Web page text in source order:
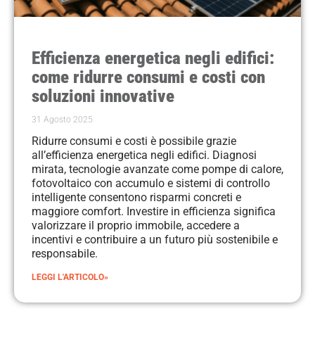
Efficienza energetica negli edifici:
come ridurre consumi e costi con
soluzioni innovative
31 Agosto 2025
Ridurre consumi e costi è possibile grazie
all’efficienza energetica negli edifici. Diagnosi
mirata, tecnologie avanzate come pompe di calore,
fotovoltaico con accumulo e sistemi di controllo
intelligente consentono risparmi concreti e
maggiore comfort. Investire in efficienza significa
valorizzare il proprio immobile, accedere a
incentivi e contribuire a un futuro più sostenibile e
responsabile.
LEGGI L'ARTICOLO»